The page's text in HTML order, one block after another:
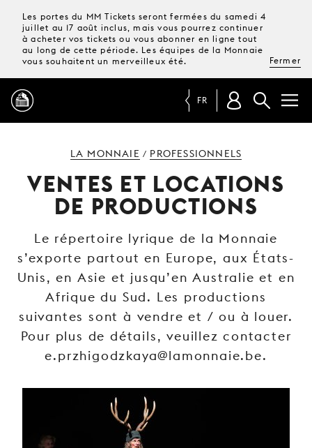
Les portes du MM Tickets seront fermées du samedi 4
juillet au 17 août inclus, mais vous pourrez continuer
à acheter vos tickets ou vous abonner en ligne tout
au long de cette période. Les équipes de la Monnaie
vous souhaitent un merveilleux été.
Fermer
MAGAZINE
TICKETS &
ABONNEMENTS
VOTRE
JEUNE
PUBLIC
FR
LA MONNAIE / PROFESSIONNELS
VENTES ET LOCATIONS
DE PRODUCTIONS
Le répertoire lyrique de la Monnaie
s’exporte partout en Europe, aux États-
Unis, en Asie et jusqu’en Australie et en
Afrique du Sud. Les productions
suivantes sont à vendre et / ou à louer.
Pour plus de détails, veuillez contacter
e.przhigodzkaya@lamonnaie.be.